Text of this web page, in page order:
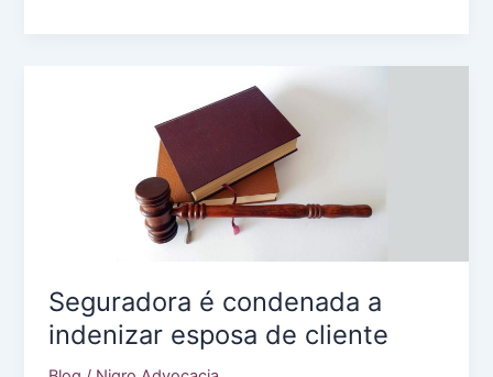
de
um
Seguradora é condenada a
indenizar esposa de cliente